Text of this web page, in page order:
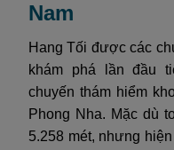
Nam
Hang Tối được các
khám phá lần đầu
chuyến thám hiểm
Phong Nha. Mặc dù
5.258 mét, nhưng